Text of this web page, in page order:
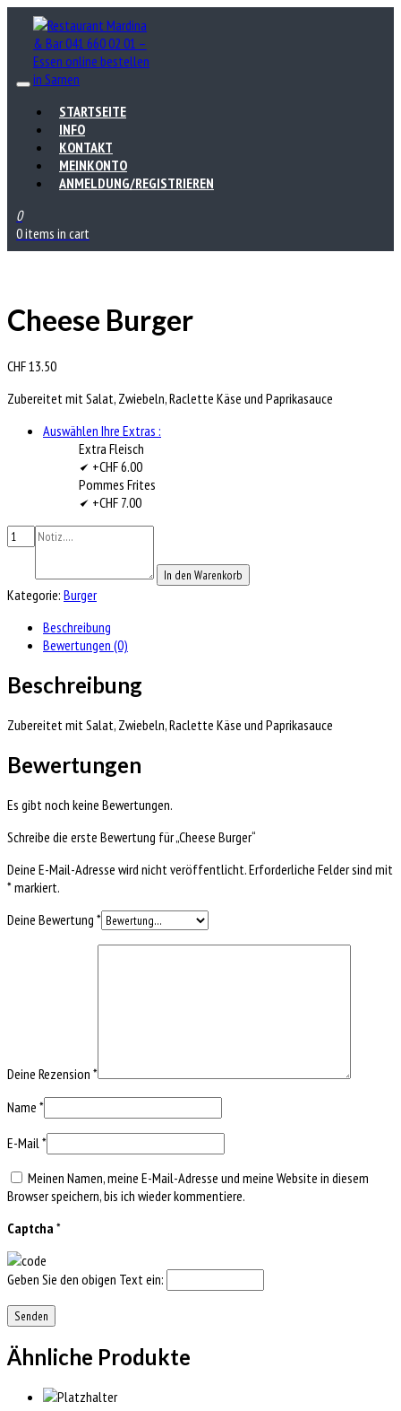
STARTSEITE
INFO
KONTAKT
MEINKONTO
ANMELDUNG/REGISTRIEREN
0
0 items in cart
Cheese Burger
CHF13.50
Zubereitet mit Salat, Zwiebeln, Raclette Käse und Paprikasauce
Auswählen Ihre Extras :
Extra Fleisch
+CHF 6.00
Pommes Frites
+CHF 7.00
In den Warenkorb
Kategorie: Burger
Beschreibung
Bewertungen (0)
Beschreibung
Zubereitet mit Salat, Zwiebeln, Raclette Käse und Paprikasauce
Bewertungen
Es gibt noch keine Bewertungen.
Schreibe die erste Bewertung für „Cheese Burger“
Deine E-Mail-Adresse wird nicht veröffentlicht.Erforderliche Felder sind mit
*markiert.
Deine Bewertung *
Deine Rezension *
Name *
E-Mail *
Meinen Namen, meine E-Mail-Adresse und meine Website in diesem
Browser speichern, bis ich wieder kommentiere.
Captcha *
Geben Sie den obigen Text ein:
Ähnliche Produkte